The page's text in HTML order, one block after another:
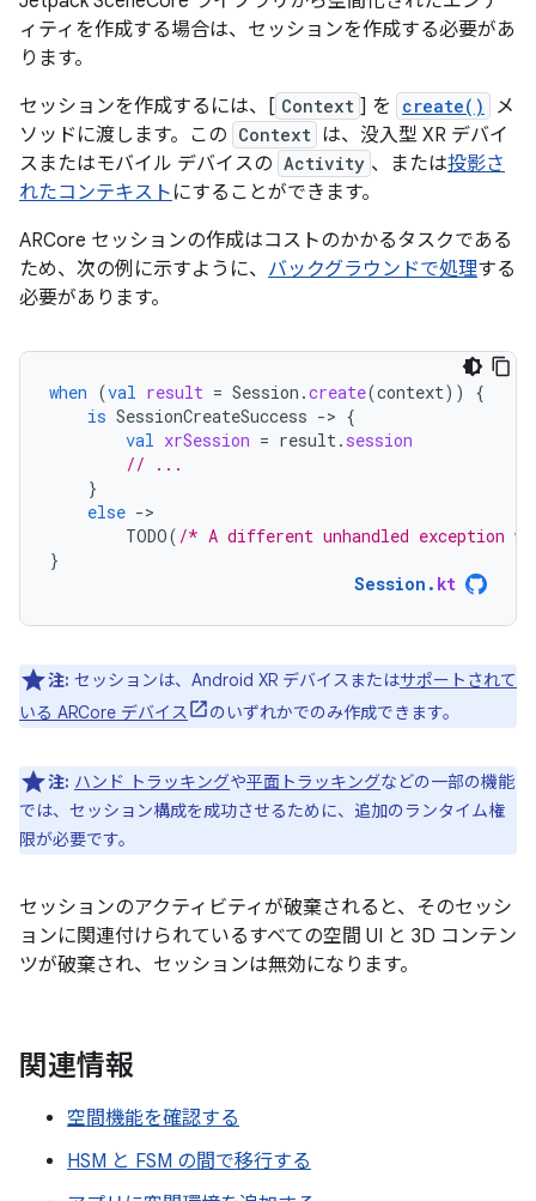
ィティを作成する場合は、セッションを作成する必要があ
ります。
セッションを作成するには、[ Context ] を create()
メ
ソッドに渡します。この Context は、没入型 XR デバイ
スまたはモバイル デバイスの Activity 、または投影さ
れたコンテキスト にすることができます。
ARCore セッションの作成はコストのかかるタスクである
ため、次の例に示すように、 バックグラウンドで処理する
必要があります。
when (val result = Session .create(context))
{
is SessionCreateSuccess -> {
val xrSession = result. session
// ...
}
else -
TODO( /* A different unhandled exception
}
Session . kt
注: セッションは、Android XR デバイスまたはサポートされて
いる ARCore デバイス
のいずれかでのみ作成できます。
注: ハンド トラッキングや平面トラッキングなどの一部の機能
では、セッション構成を成功させるために、追加のランタイム権
限が必要です。
セッションのアクティビティが破棄されると、そのセッシ
ョンに関連付けられているすべての空間 UI と 3D コンテン
ツが破棄され、セッションは無効になります。
関連情報
空間機能を確認する
HSM と FSM の間で移行する